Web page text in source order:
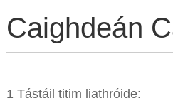
Caighdeán
1 Tástáil titim liathróide: